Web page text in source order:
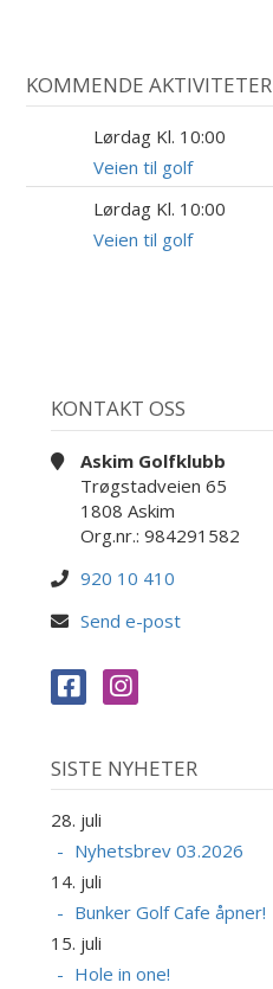
KOMMENDE AKTIVITETER
Lørdag Kl. 10:00
Veien til golf
Lørdag Kl. 10:00
Veien til golf
KONTAKT OSS
Askim Golfklubb
Trøgstadveien 65
1808 Askim
Org.nr.: 984291582
920 10 410
Send e-post
SISTE NYHETER
28. juli
Nyhetsbrev 03.2026
14. juli
Bunker Golf Cafe åpner!
15. juli
Hole in one!